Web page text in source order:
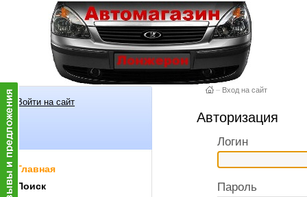
Войти на сайт
Главная
Поиск
– Вход на сайт
Авторизация
Логин
Пароль